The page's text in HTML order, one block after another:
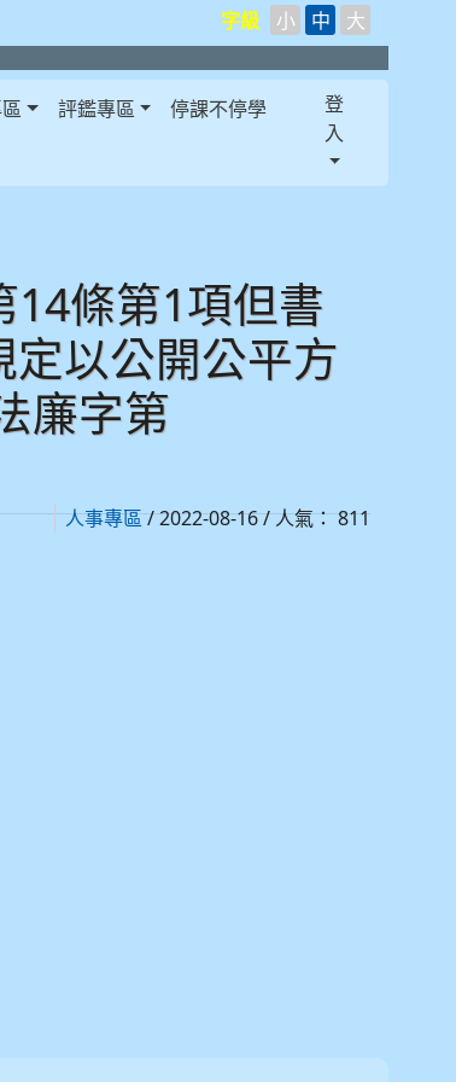
字級 小 中 大
評鑑專區 停課不停學
登
入
14條第1項但書
以公開公平方
廉字第
人事專區/ 2022-08-16 / 人氣： 811